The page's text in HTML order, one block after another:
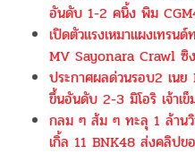
อันดับ 1-2 คนิ้ง พิม
เปิดตัวแรงเหมาแผงเทร
MV Sayonara Crawl ซิ
ประกาศผลด่วนรอบ2 เน
ขึ้นอันดับ 2-3 มิโอริ เจ้าเ
กลม ๆ ส้ม ๆ ทะลุ 1 ล้าน
เกิ้ล 11 BNK48 ส่งคลิป